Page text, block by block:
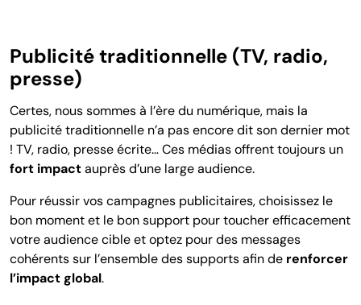
Publicité traditionnelle (TV, radio,
presse)
Certes, nous sommes à l’ère du numérique, mais la
publicité traditionnelle n’a pas encore dit son dernier mot
! TV, radio, presse écrite… Ces médias offrent toujours un
fort impactauprès d’une large audience.
Pour réussir vos campagnes publicitaires, choisissez le
bon moment et le bon support pour toucher efficacement
votre audience cible et optez pour des messages
cohérents sur l’ensemble des supports afin de renforcer
l’impact global.